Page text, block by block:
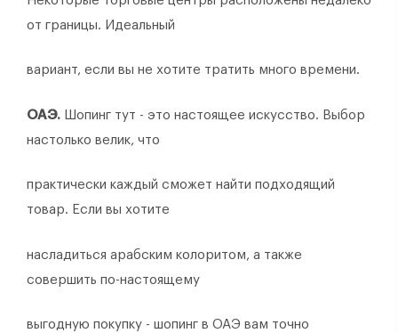
от границы. Идеальный
вариант, если вы не хотите тратить много времени.
ОАЭ. Шопинг тут - это настоящее искусство. Выбор
настолько велик, что
практически каждый сможет найти подходящий
товар. Если вы хотите
насладиться арабским колоритом, а также
совершить по-настоящему
выгодную покупку - шопинг в ОАЭ вам точно